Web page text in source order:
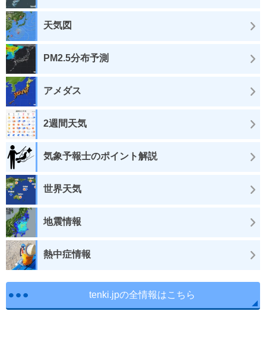
天気図
PM2.5分布予測
アメダス
2週間天気
気象予報士のポイント解説
世界天気
地震情報
熱中症情報
tenki.jpの全情報はこちら